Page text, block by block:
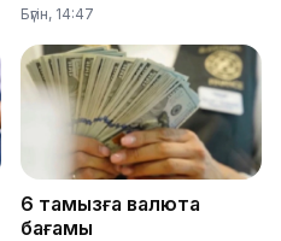
Бүгін, 14:47
6 тамызға валюта
бағамы